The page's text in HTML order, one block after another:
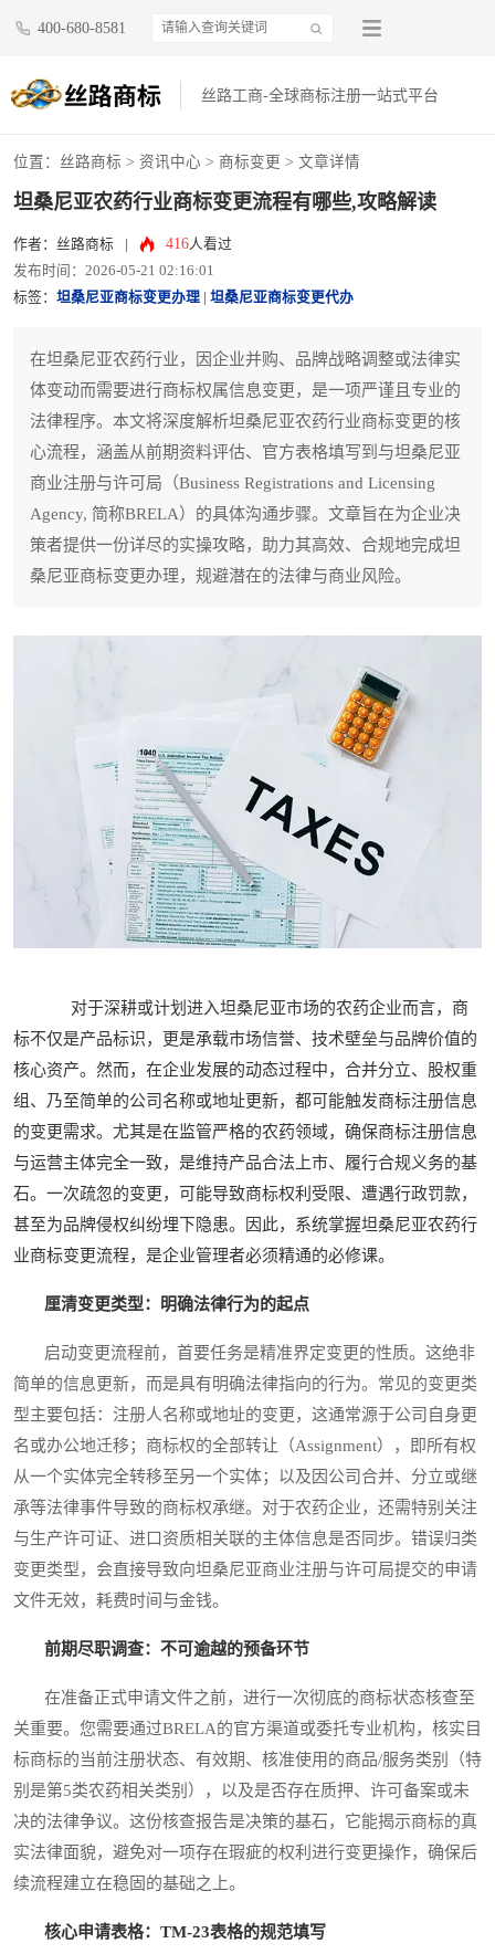
400-680-8581
丝路工商-全球商标注册一站式平台
位置： 丝路商标 > 资讯中心 > 商标变更 > 文章详情
坦桑尼亚农药行业商标变更流程有哪些,攻略解读
作者：丝路商标 416人看过
发布时间：2026-05-21 02:16:01
标签： 坦桑尼亚商标变更办理 坦桑尼亚商标变更代办
在坦桑尼亚农药行业，因企业并购、品牌战略调整或法律实
体变动而需要进行商标权属信息变更，是一项严谨且专业的
法律程序。本文将深度解析坦桑尼亚农药行业商标变更的核
心流程，涵盖从前期资料评估、官方表格填写到与坦桑尼亚
商业注册与许可局（Business Registrations and Licensing
Agency, 简称BRELA）的具体沟通步骤。文章旨在为企业决
策者提供一份详尽的实操攻略，助力其高效、合规地完成坦
桑尼亚商标变更办理，规避潜在的法律与商业风险。
对于深耕或计划进入坦桑尼亚市场的农药企业而言，商
标不仅是产品标识，更是承载市场信誉、技术壁垒与品牌价值的
核心资产。然而，在企业发展的动态过程中，合并分立、股权重
组、乃至简单的公司名称或地址更新，都可能触发商标注册信息
的变更需求。尤其是在监管严格的农药领域，确保商标注册信息
与运营主体完全一致，是维持产品合法上市、履行合规义务的基
石。一次疏忽的变更，可能导致商标权利受限、遭遇行政罚款，
甚至为品牌侵权纠纷埋下隐患。因此，系统掌握坦桑尼亚农药行
业商标变更流程，是企业管理者必须精通的必修课。
厘清变更类型：明确法律行为的起点
启动变更流程前，首要任务是精准界定变更的性质。这绝非
简单的信息更新，而是具有明确法律指向的行为。常见的变更类
型主要包括：注册人名称或地址的变更，这通常源于公司自身更
名或办公地迁移；商标权的全部转让（Assignment），即所有权
从一个实体完全转移至另一个实体；以及因公司合并、分立或继
承等法律事件导致的商标权承继。对于农药企业，还需特别关注
与生产许可证、进口资质相关联的主体信息是否同步。错误归类
变更类型，会直接导致向坦桑尼亚商业注册与许可局提交的申请
文件无效，耗费时间与金钱。
前期尽职调查：不可逾越的预备环节
在准备正式申请文件之前，进行一次彻底的商标状态核查至
关重要。您需要通过BRELA的官方渠道或委托专业机构，核实目
标商标的当前注册状态、有效期、核准使用的商品/服务类别（特
别是第5类农药相关类别），以及是否存在质押、许可备案或未
决的法律争议。这份核查报告是决策的基石，它能揭示商标的真
实法律面貌，避免对一项存在瑕疵的权利进行变更操作，确保后
续流程建立在稳固的基础之上。
核心申请表格：TM-23表格的规范填写